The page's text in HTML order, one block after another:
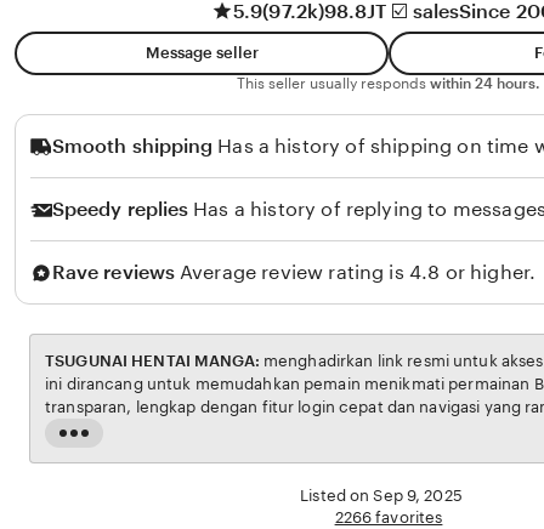
l
o
5.9(97.2k)98.8JT ☑️ salesSince
Message seller
This seller usually responds within 24 hours.
Smooth shipping Has a history of shipping on time
Speedy replies Has a history of replying to
Rave reviews Average review rating is 4.8 or higher.
Read
the
TSUGUNAI HENTAI MANGA:
ini dirancang untuk memudahkan pemain menikmati permainan BOKEP dengan aman dan
transparan, lengkap dengan fitur login cepat dan navigasi yang ramah pengguna. Setiap
transaksi dijamin aman, sementara update hasil dan informasi permainan selalu tersedia
utama bagi pecinta BOKEP online di Indonesia.
Listed on Sep 9, 2025
2266 favorites